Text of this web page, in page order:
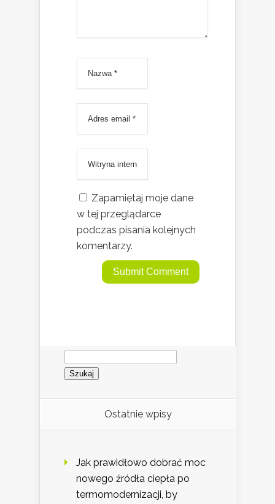
Zapamiętaj moje dane
w tej przeglądarce
podczas pisania kolejnych
komentarzy.
Szukaj:
Ostatnie wpisy
Jak prawidłowo dobrać moc
nowego źródła ciepła po
termomodernizacji, by